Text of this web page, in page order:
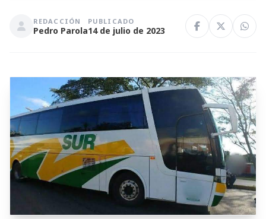
REDACCIÓN
Pedro Parola
PUBLICADO
14 de julio de 2023